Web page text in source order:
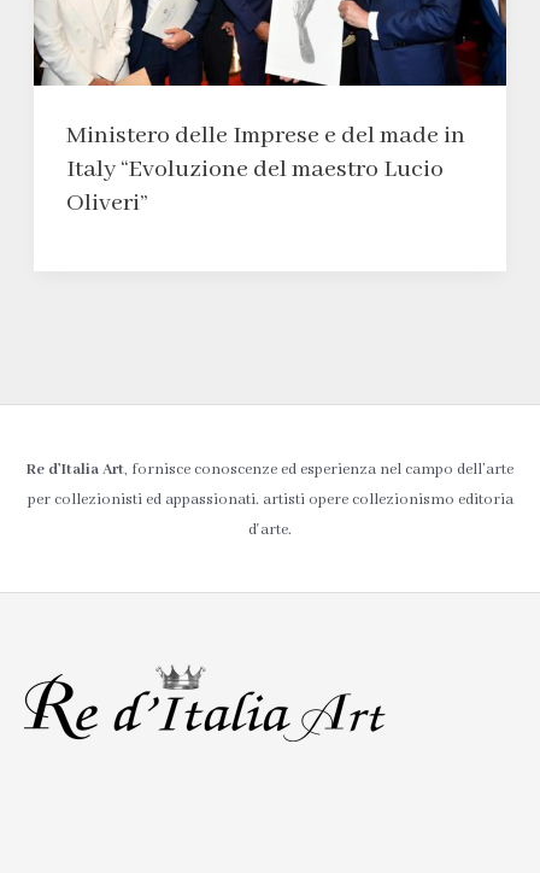
Ministero delle Imprese e del made in
Italy “Evoluzione del maestro Lucio
Oliveri”
Re d’Italia Art, fornisce conoscenze ed esperienza nel campo dell’arte
per collezionisti ed appassionati. artisti opere collezionismo editoria
d'arte.